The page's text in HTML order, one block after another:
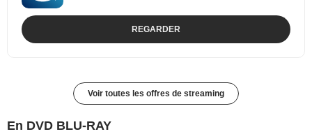
REGARDER
Voir toutes les offres de streaming
En DVD BLU-RAY